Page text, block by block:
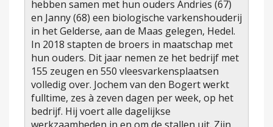
hebben samen met hun ouders Andries (67)
en Janny (68) een biologische varkenshouderij
in het Gelderse, aan de Maas gelegen, Hedel.
In 2018 stapten de broers in maatschap met
hun ouders. Dit jaar nemen ze het bedrijf met
155 zeugen en 550 vleesvarkensplaatsen
volledig over. Jochem van den Bogert werkt
fulltime, zes à zeven dagen per week, op het
bedrijf. Hij voert alle dagelijkse
werkzaamheden in en om de stallen uit. Zijn